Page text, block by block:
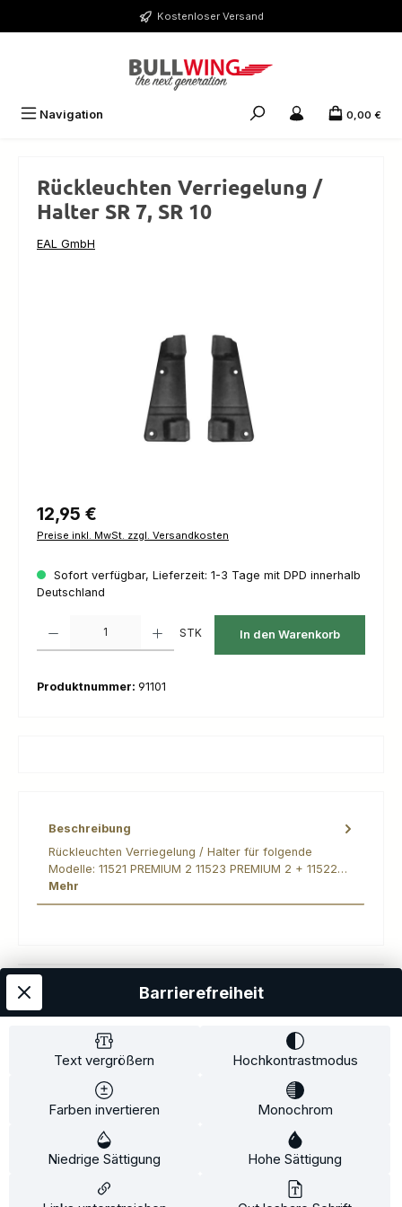
Zum Hauptinhalt springen Kostenloser Versand
Navigation 0,00 €
Rückleuchten Verriegelung /
Halter SR 7, SR 10
EAL GmbH
Regulärer Preis:
12,95 €
Preise inkl. MwSt. zzgl. Versandkosten
Sofort verfügbar, Lieferzeit: 1-3 Tage mit DPD innerhalb
Deutschland
STK In den Warenkorb
Produktnummer: 91101
Beschreibung
Rückleuchten Verriegelung / Halter für folgende
Modelle: 11521 PREMIUM 2 11523 PREMIUM 2 + 11522…
Mehr
Kostenloser Versand
Datenschutz
Widerrufsrecht
Widerrufsformular
Zahlung und Versand
Copyright© 2020-2025 Faventis GmbH. All Rights Reserved
Alle Preise inkl. gesetzl. Mehrwertsteuer zzgl.Versandkostenund ggf.
Text vergrößern Hochkontrastmodus
Farben invertieren Monochrom
Niedrige Sättigung Hohe Sättigung
Barrierefreiheit